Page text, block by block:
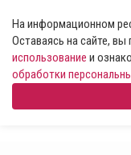
На информационном
Оставаясь на сайте,
использование и
обработки